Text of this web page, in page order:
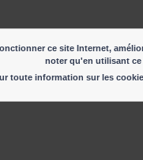
ce site Internet,
noter qu'en utilisant
toute information sur les